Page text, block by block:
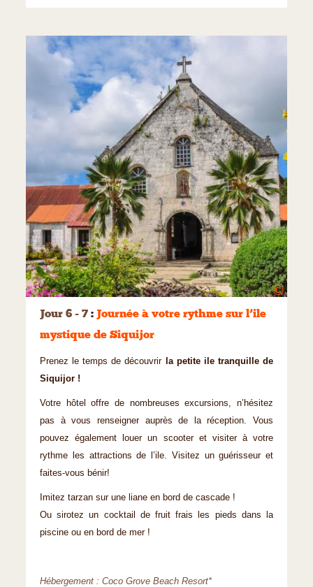
©
Jour 6 - 7 : Journée à votre rythme sur l’ile
mystique de Siquijor
Prenez le temps de découvrir
la petite ile tranquille de
Siquijor !
Votre hôtel offre de nombreuses excursions, n’hésitez
pas à vous renseigner auprès de la réception. Vous
pouvez également louer un scooter et visiter à votre
rythme les attractions de l’ile. Visitez un guérisseur et
faites-vous bénir!
Imitez tarzan sur une liane en bord de cascade !
Ou sirotez un cocktail de fruit frais les pieds dans la
piscine ou en bord de mer !
Hébergement : Coco Grove Beach Resort*